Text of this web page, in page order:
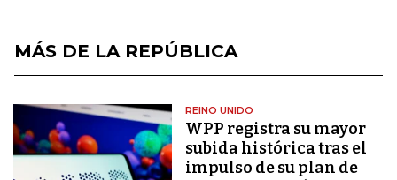
MÁS DE LA REPÚBLICA
REINO UNIDO
WPP registra su mayor
subida histórica tras el
impulso de su plan de